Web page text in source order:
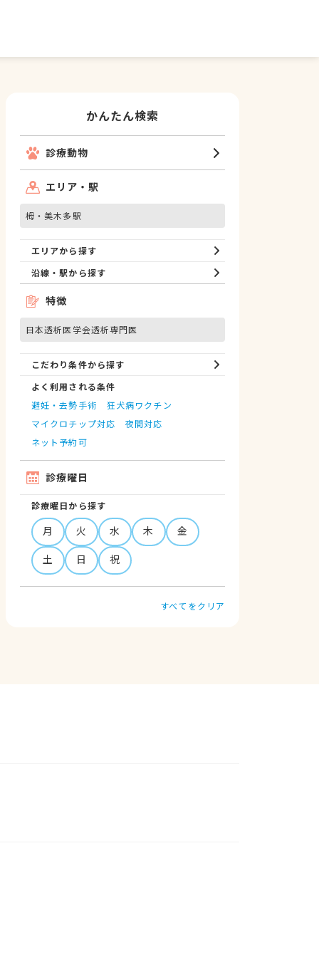
かんたん検索
診療動物
エリア・駅
栂・美木多駅
エリアから探す
沿線・駅から探す
特徴
日本透析医学会透析専門医
こだわり条件から探す
よく利用される条件
避妊・去勢手術
狂犬病ワクチン
マイクロチップ対応
夜間対応
ネット予約可
診療曜日
診療曜日から探す
月 火 水 木
金
土
日 祝
すべてをクリア